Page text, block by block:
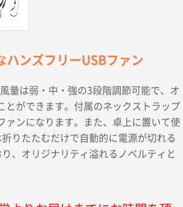
ハンズフリーUSBファン
量は弱・中・強の3段階調節可能で、オ
とができます。付属のネックストラップ
ァンになります。また、卓上に置いて使
りたたむだけで自動的に電源が切れる
、オリジナリティ溢れるノベルティと